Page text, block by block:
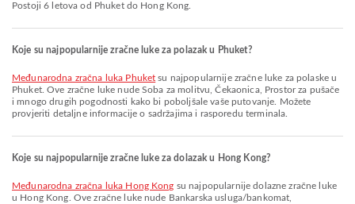
Postoji 6 letova od Phuket do Hong Kong.
Koje su najpopularnije zračne luke za polazak u Phuket?
Međunarodna zračna luka Phuket su najpopularnije zračne luke za polaske u
Phuket. Ove zračne luke nude Soba za molitvu, Čekaonica, Prostor za pušače
i mnogo drugih pogodnosti kako bi poboljšale vaše putovanje. Možete
provjeriti detaljne informacije o sadržajima i rasporedu terminala.
Koje su najpopularnije zračne luke za dolazak u Hong Kong?
Međunarodna zračna luka Hong Kong su najpopularnije dolazne zračne luke
u Hong Kong. Ove zračne luke nude Bankarska usluga/bankomat,